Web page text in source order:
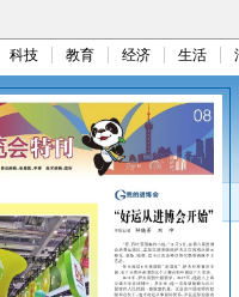
科技 教育 经济 生活